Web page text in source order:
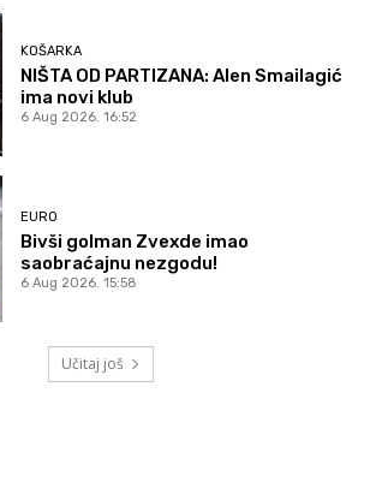
KOŠARKA
NIŠTA OD PARTIZANA: Alen Smailagić
ima novi klub
6 Aug 2026. 16:52
EURO
Bivši golman Zvexde imao
saobraćajnu nezgodu!
6 Aug 2026. 15:58
Učitaj još